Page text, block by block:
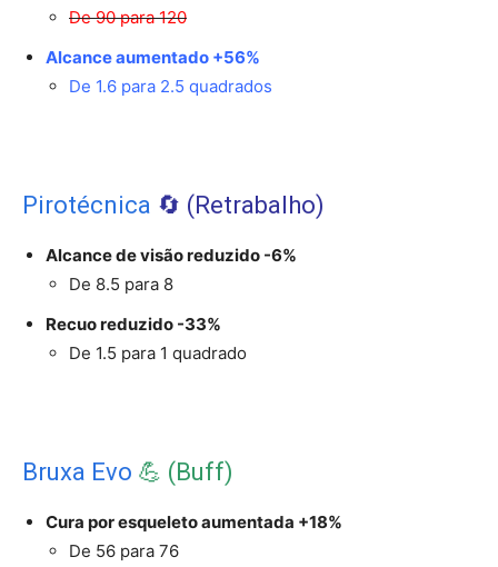
De 90 para 120
Alcance aumentado +56%
De 1.6 para 2.5 quadrados
Pirotécnica 🔄️ (Retrabalho)
Alcance de visão reduzido -6%
De 8.5 para 8
Recuo reduzido -33%
De 1.5 para 1 quadrado
Bruxa Evo 💪 (Buff)
Cura por esqueleto aumentada +18%
De 56 para 76